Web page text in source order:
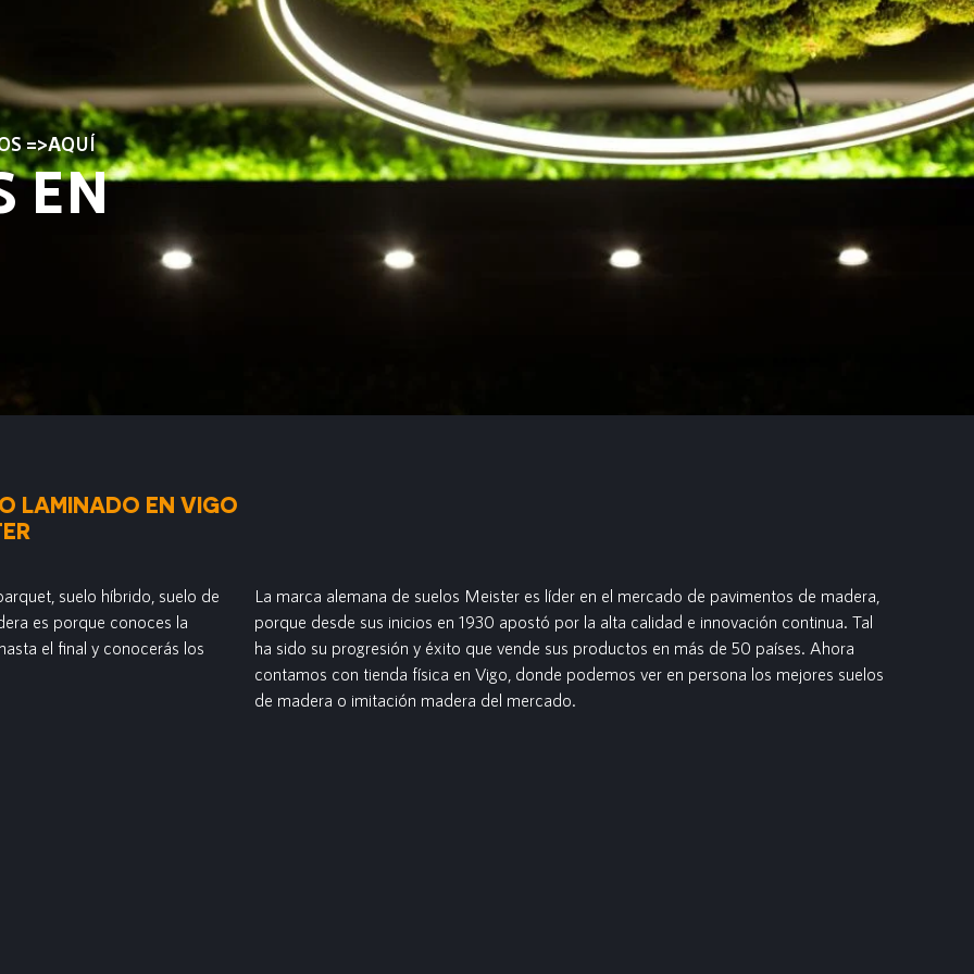
=>AQUÍ
EN
LAMINADO EN VIGO
suelo híbrido, suelo de
es porque conoces la
el final y conocerás los
La marca alemana de suelos Meister es líder en el mercado de pavimentos de madera,
porque desde sus inicios en 1930 apostó por la alta calidad e innovación continua. Tal
ha sido su progresión y éxito que vende sus productos en más de 50 países. Ahora
contamos con tienda física en Vigo, donde podemos ver en persona los mejores suelos
de madera o imitación madera del mercado.